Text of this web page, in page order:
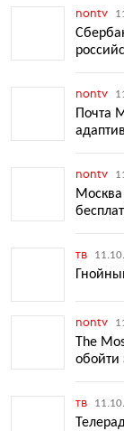
nontv
nontv
Почта
nontv
Москва
тв
nontv
The
тв